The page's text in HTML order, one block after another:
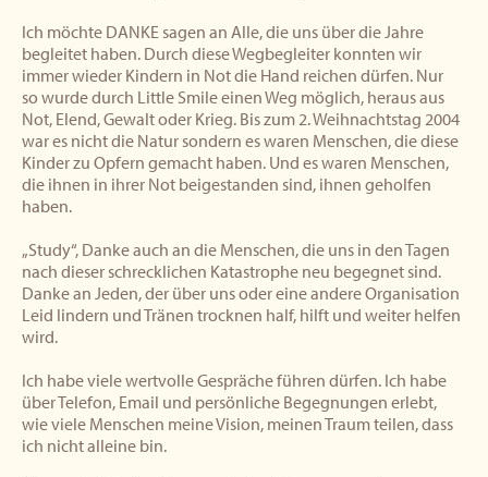
Ich möchte DANKE sagen an Alle, die uns über die Jahre
begleitet haben. Durch diese Wegbegleiter konnten wir
immer wieder Kindern in Not die Hand reichen dürfen. Nur
so wurde durch Little Smile einen Weg möglich, heraus aus
Not, Elend, Gewalt oder Krieg. Bis zum 2. Weihnachtstag 2004
war es nicht die Natur sondern es waren Menschen, die diese
Kinder zu Opfern gemacht haben. Und es waren Menschen,
die ihnen in ihrer Not beigestanden sind, ihnen geholfen
haben.
„Study“, Danke auch an die Menschen, die uns in den Tagen
nach dieser schrecklichen Katastrophe neu begegnet sind.
Danke an Jeden, der über uns oder eine andere Organisation
Leid lindern und Tränen trocknen half, hilft und weiter helfen
wird.
Ich habe viele wertvolle Gespräche führen dürfen. Ich habe
über Telefon, Email und persönliche Begegnungen erlebt,
wie viele Menschen meine Vision, meinen Traum teilen, dass
ich nicht alleine bin.